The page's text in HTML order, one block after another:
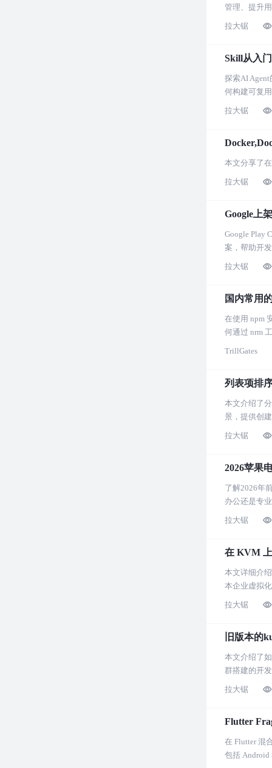
管理、提升
拉大锯
Skill从入
探索AI
何构建可复
拉大锯
本文分享了
拉大锯
Google上
Google Play
案，帮助开
拉大锯
国内常用
在使用 npm
何通过 nrm
TrillGates
列表项排
本文介绍了
景，提供创
拉大锯
2026苹果
了解2026年
办公还是专
拉大锯
在 KVM
本文详细介
本企业虚拟
拉大锯
旧版本的
本文介绍了
群搭建的开
拉大锯
Flutter
在 Flutter 混
包括 Android